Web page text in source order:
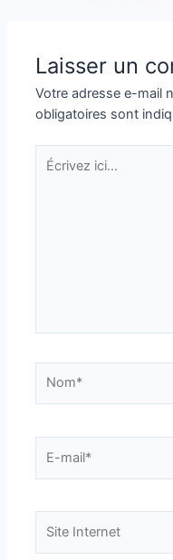
Laisser un
Votre adresse e-mail
obligatoires sont
Écrivez
ici…
mail*
Internet